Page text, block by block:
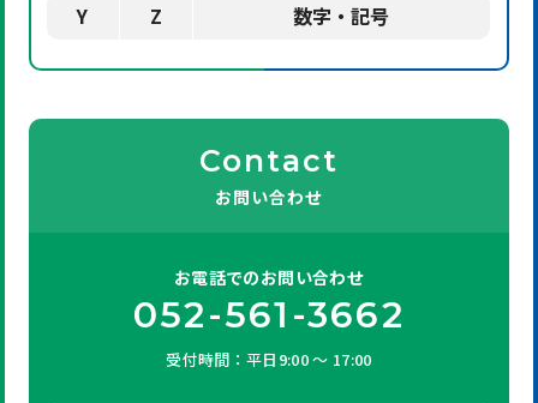
Y
Z 数字・記号
Contact
お問い合わせ
お電話でのお問い合わせ
052-561-3662
受付時間：平日9:00 ～ 17:00